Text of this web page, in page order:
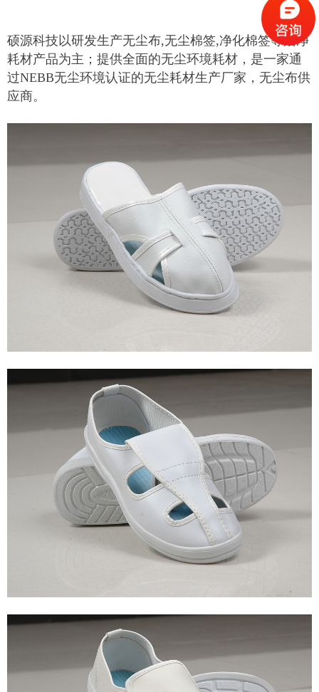
硕源科技以研发生产无尘布,无尘棉签,净化棉签等洁净
耗材产品为主；提供全面的无尘环境耗材，是一家通
过NEBB无尘环境认证的无尘耗材生产厂家，无尘布供
应商。